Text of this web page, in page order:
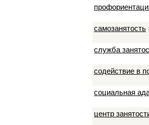
самозанятость
служба
содействие в
социальная
центр